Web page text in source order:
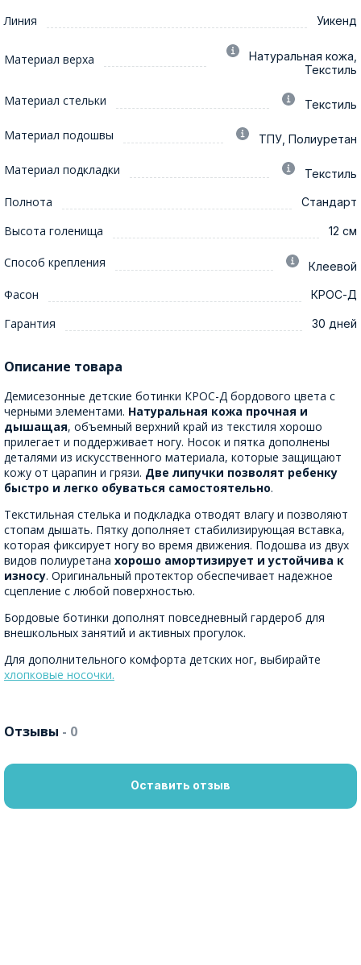
Линия Уикенд
Материал верха
Натуральная кожа,
Текстиль
Материал стельки Текстиль
Материал подошвы ТПУ, Полиуретан
Материал подкладки Текстиль
Полнота Стандарт
Высота голенища 12 см
Способ крепления Клеевой
Фасон КРОС-Д
Гарантия 30 дней
Описание товара
Демисезонные детские ботинки КРОС-Д бордового цвета с
черными элементами. Натуральная кожа прочная и
дышащая, объемный верхний край из текстиля хорошо
прилегает и поддерживает ногу. Носок и пятка дополнены
деталями из искусственного материала, которые защищают
кожу от царапин и грязи. Две липучки позволят ребенку
быстро и легко обуваться самостоятельно.
Текстильная стелька и подкладка отводят влагу и позволяют
стопам дышать. Пятку дополняет стабилизирующая вставка,
которая фиксирует ногу во время движения. Подошва из двух
видов полиуретана хорошо амортизирует и устойчива к
износу. Оригинальный протектор обеспечивает надежное
сцепление с любой поверхностью.
Бордовые ботинки дополнят повседневный гардероб для
внешкольных занятий и активных прогулок.
Для дополнительного комфорта детских ног, выбирайте
хлопковые носочки.
Отзывы - 0
Оставить отзыв